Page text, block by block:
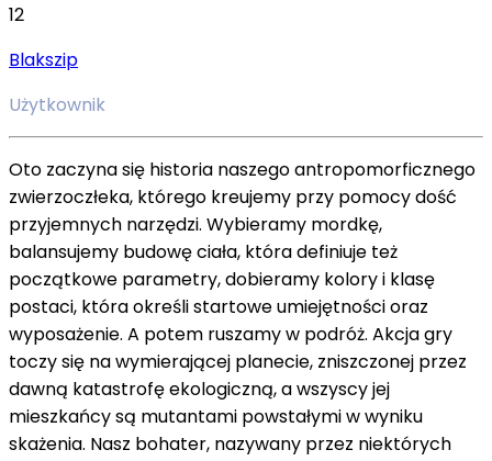
12
Blakszip
Użytkownik
Oto zaczyna się historia naszego antropomorficznego
zwierzoczłeka, którego kreujemy przy pomocy dość
przyjemnych narzędzi. Wybieramy mordkę,
balansujemy budowę ciała, która definiuje też
początkowe parametry, dobieramy kolory i klasę
postaci, która określi startowe umiejętności oraz
wyposażenie. A potem ruszamy w podróż. Akcja gry
toczy się na wymierającej planecie, zniszczonej przez
dawną katastrofę ekologiczną, a wszyscy jej
mieszkańcy są mutantami powstałymi w wyniku
skażenia. Nasz bohater, nazywany przez niektórych